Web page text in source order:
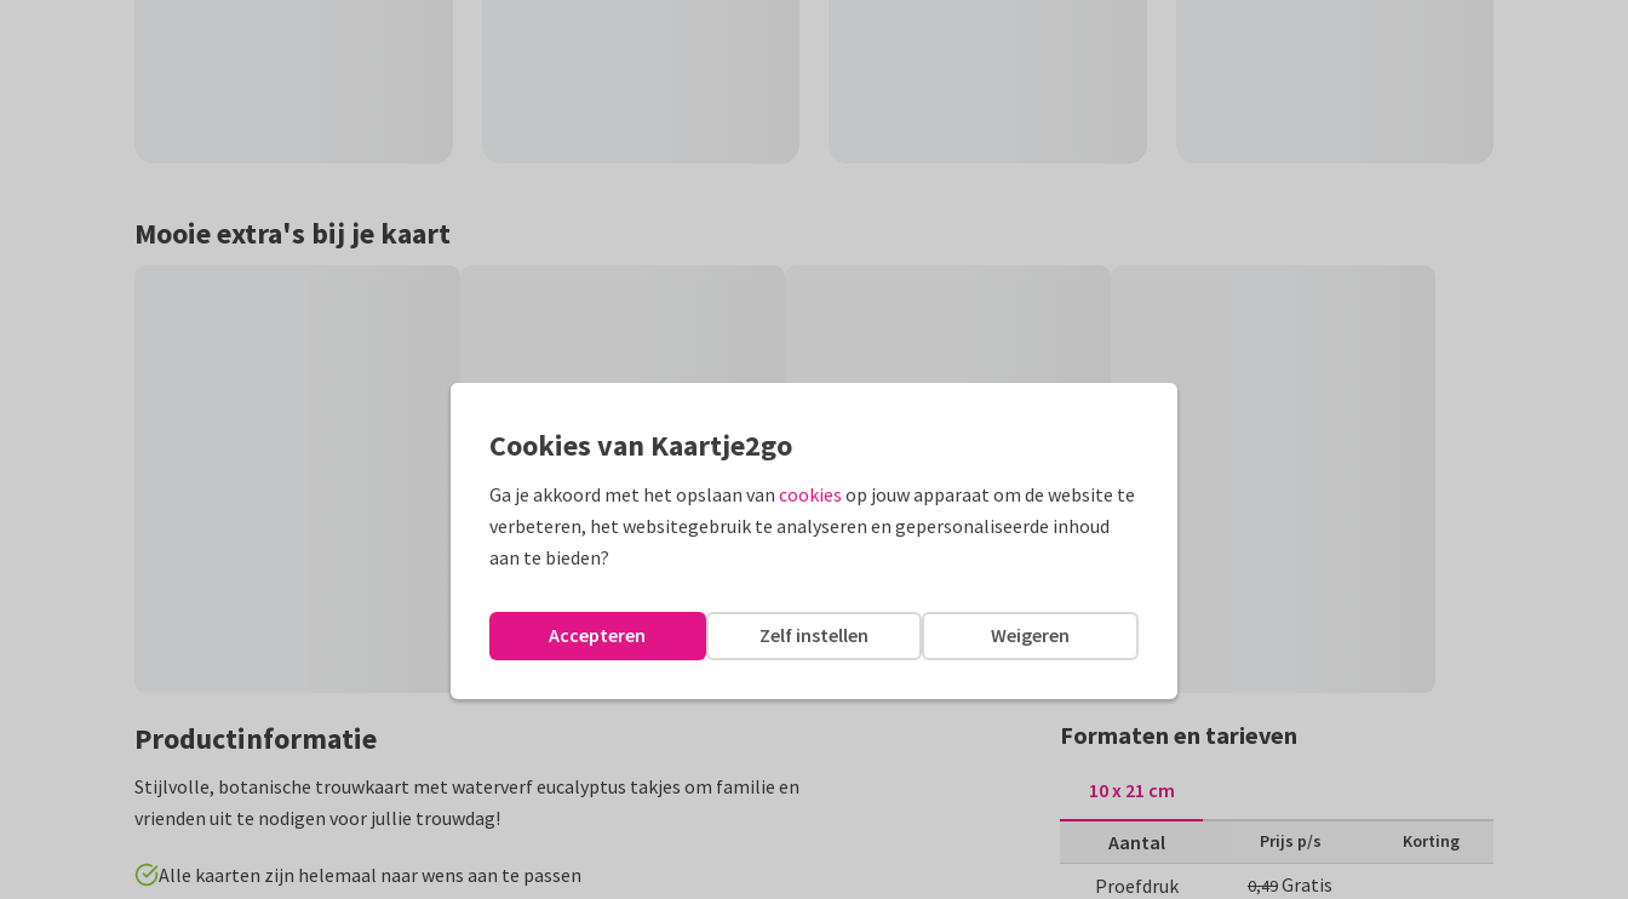
Mooie extra's bij je kaart
Productinformatie
Stijlvolle, botanische trouwkaart met waterverf eucalyptus takjes om familie en
vrienden uit te nodigen voor jullie trouwdag!
Alle kaarten zijn helemaal naar wens aan te passen
Formaten en tarieven
10 x 21 cm
Aantal Prijs p/s Korting
Proefdruk 0,49Gratis
Cookies van Kaartje2go
Ga je akkoord met het opslaan van cookies op jouw apparaat om de website te
verbeteren, het websitegebruik te analyseren en gepersonaliseerde inhoud
aan te bieden?
Weigeren
Zelf instellen
Accepteren